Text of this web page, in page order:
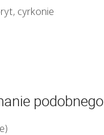
cyrkonie
podobnego